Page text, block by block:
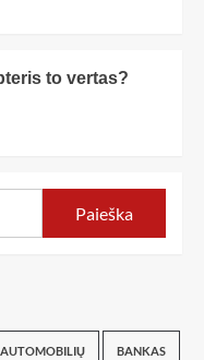
to vertas?
AUTOMOBILIŲ BANKAS